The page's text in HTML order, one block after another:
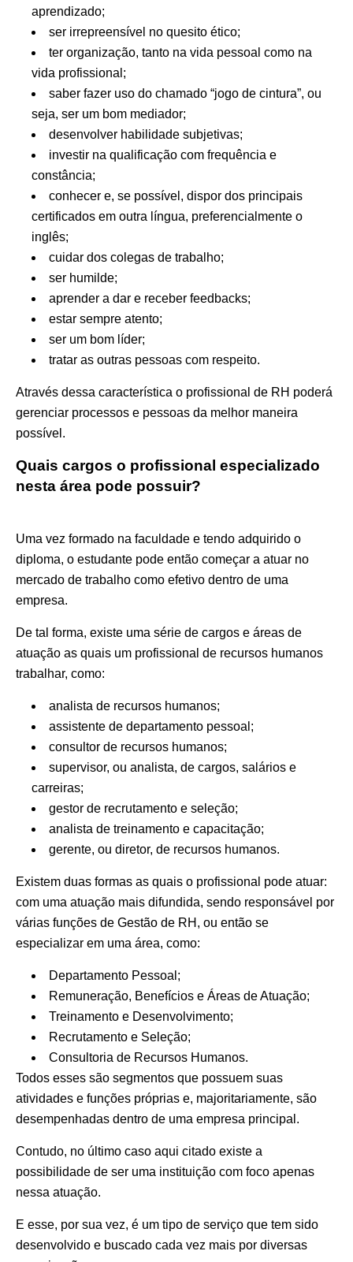
aprendizado;
ser irrepreensível no quesito ético;
ter organização, tanto na vida pessoal como na
vida profissional;
saber fazer uso do chamado “jogo de cintura”, ou
seja, ser um bom mediador;
desenvolver habilidade subjetivas;
investir na qualificação com frequência e
constância;
conhecer e, se possível, dispor dos principais
certificados em outra língua, preferencialmente o
inglês;
cuidar dos colegas de trabalho;
ser humilde;
aprender a dar e receber feedbacks;
estar sempre atento;
ser um bom líder;
tratar as outras pessoas com respeito.
Através dessa característica o profissional de RH poderá
gerenciar processos e pessoas da melhor maneira
possível.
Quais cargos o profissional especializado
nesta área pode possuir?
Uma vez formado na faculdade e tendo adquirido o
diploma, o estudante pode então começar a atuar no
mercado de trabalho como efetivo dentro de uma
empresa.
De tal forma, existe uma série de cargos e áreas de
atuação as quais um profissional de recursos humanos
trabalhar, como:
analista de recursos humanos;
assistente de departamento pessoal;
consultor de recursos humanos;
supervisor, ou analista, de cargos, salários e
carreiras;
gestor de recrutamento e seleção;
analista de treinamento e capacitação;
gerente, ou diretor, de recursos humanos.
Existem duas formas as quais o profissional pode atuar:
com uma atuação mais difundida, sendo responsável por
várias funções de Gestão de RH, ou então se
especializar em uma área, como:
Departamento Pessoal;
Remuneração, Benefícios e Áreas de Atuação;
Treinamento e Desenvolvimento;
Recrutamento e Seleção;
Consultoria de Recursos Humanos.
Todos esses são segmentos que possuem suas
atividades e funções próprias e, majoritariamente, são
desempenhadas dentro de uma empresa principal.
Contudo, no último caso aqui citado existe a
possibilidade de ser uma instituição com foco apenas
nessa atuação.
E esse, por sua vez, é um tipo de serviço que tem sido
desenvolvido e buscado cada vez mais por diversas